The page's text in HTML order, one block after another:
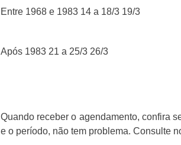
Entre 1968 e 1983 14 a 18/3 19/3
Após 1983 21 a 25/3 26/3
Quando receber o agendamento, confira
e o período, não tem problema. Consulte